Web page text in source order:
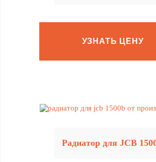
УЗНАТЬ ЦЕНУ
Радиатор для JCB